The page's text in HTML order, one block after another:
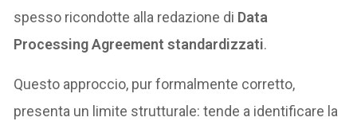
spesso ricondotte alla redazione di Data
Processing Agreement standardizzati.
Questo approccio, pur formalmente corretto,
presenta un limite strutturale: tende a identificare la